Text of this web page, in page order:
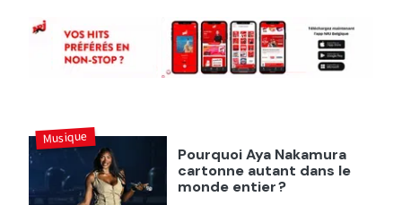
Pourquoi Aya Nakamura
cartonne autant dans le
monde entier ?
Musique